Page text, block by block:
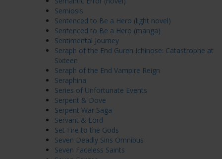
Semiosis
Sentenced to Be a Hero (light novel)
Sentenced to Be a Hero (manga)
Sentimental Journey
Seraph of the End Guren Ichinose: Catastrophe at
Sixteen
Seraph of the End Vampire Reign
Seraphina
Series of Unfortunate Events
Serpent & Dove
Serpent War Saga
Servant & Lord
Set Fire to the Gods
Seven Deadly Sins Omnibus
Seven Faceless Saints